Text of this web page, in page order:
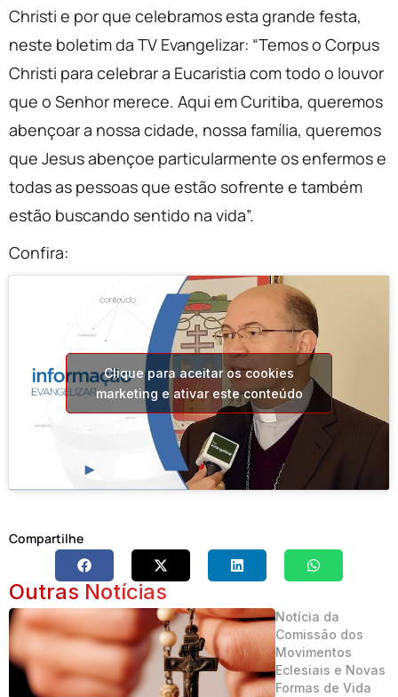
Christi e por que celebramos esta grande festa,
neste boletim da TV Evangelizar: “Temos o Corpus
Christi para celebrar a Eucaristia com todo o louvor
que o Senhor merece. Aqui em Curitiba, queremos
abençoar a nossa cidade, nossa família, queremos
que Jesus abençoe particularmente os enfermos e
todas as pessoas que estão sofrente e também
estão buscando sentido na vida”.
Confira:
Clique para aceitar os cookies
marketing e ativar este conteúdo
Compartilhe
Outras Notícias
Notícia da
Comissão dos
Movimentos
Eclesiais e Novas
Formas de Vida